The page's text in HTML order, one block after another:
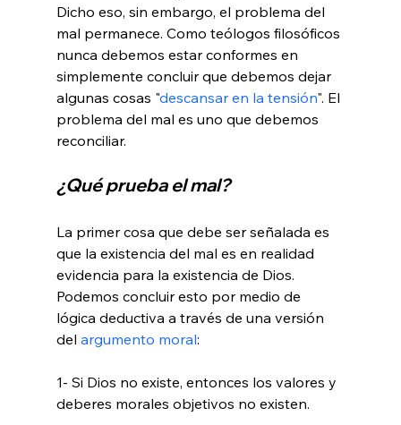
Dicho eso, sin embargo, el problema del
mal permanece. Como teólogos filosóficos
nunca debemos estar conformes en
simplemente concluir que debemos dejar
algunas cosas "descansar en la tensión". El
problema del mal es uno que debemos
¿Qué prueba el mal?
La primer cosa que debe ser señalada es
que la existencia del mal es en realidad
evidencia para la existencia de Dios.
Podemos concluir esto por medio de
lógica deductiva a través de una versión
del argumento moral:
1- Si Dios no existe, entonces los valores y
deberes morales objetivos no existen.